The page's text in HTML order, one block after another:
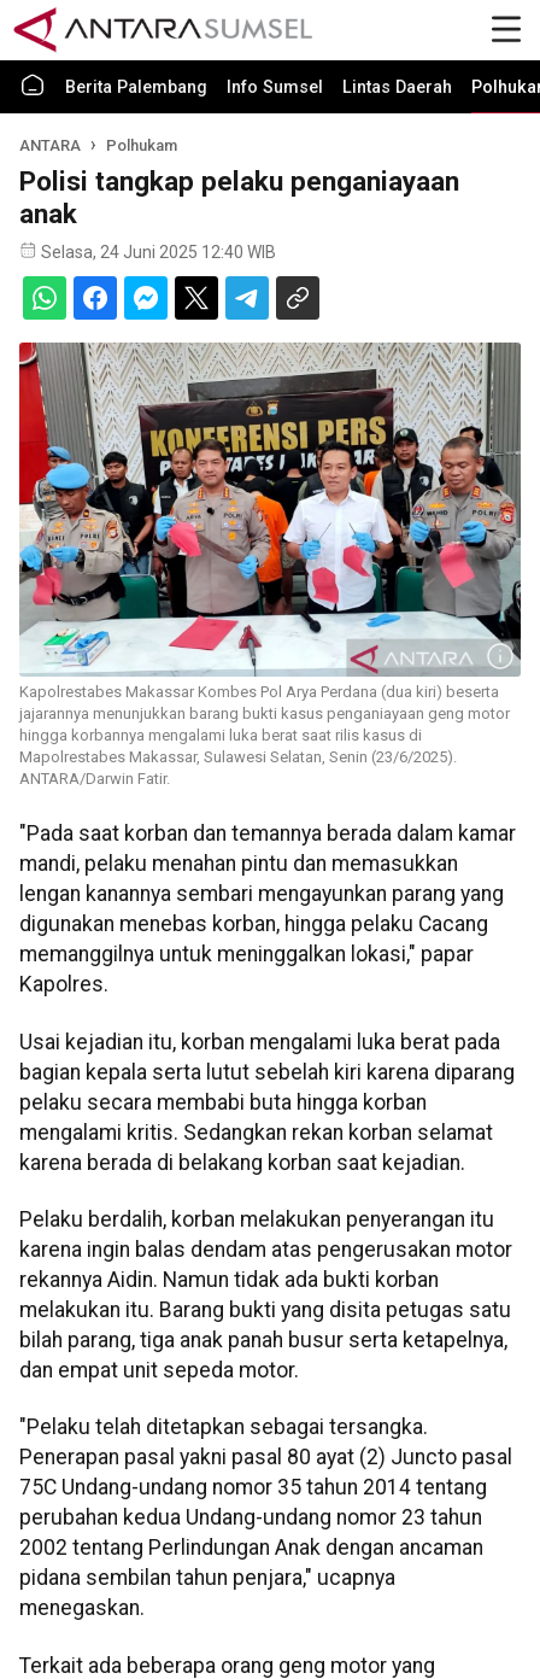
Berita Palembang Info Sumsel Lintas Daerah
ANTARA Polhukam
Polisi tangkap pelaku penganiayaan
anak
Selasa, 24 Juni 2025 12:40 WIB
Kapolrestabes Makassar Kombes Pol Arya Perdana (dua kiri) beserta
jajarannya menunjukkan barang bukti kasus penganiayaan geng motor
hingga korbannya mengalami luka berat saat rilis kasus di
Mapolrestabes Makassar, Sulawesi Selatan, Senin (23/6/2025).
ANTARA/Darwin Fatir.
"Pada saat korban dan temannya berada dalam kamar
mandi, pelaku menahan pintu dan memasukkan
lengan kanannya sembari mengayunkan parang yang
digunakan menebas korban, hingga pelaku Cacang
memanggilnya untuk meninggalkan lokasi," papar
Kapolres.
Usai kejadian itu, korban mengalami luka berat pada
bagian kepala serta lutut sebelah kiri karena diparang
pelaku secara membabi buta hingga korban
mengalami kritis. Sedangkan rekan korban selamat
karena berada di belakang korban saat kejadian.
Pelaku berdalih, korban melakukan penyerangan itu
karena ingin balas dendam atas pengerusakan motor
rekannya Aidin. Namun tidak ada bukti korban
melakukan itu. Barang bukti yang disita petugas satu
bilah parang, tiga anak panah busur serta ketapelnya,
dan empat unit sepeda motor.
"Pelaku telah ditetapkan sebagai tersangka.
Penerapan pasal yakni pasal 80 ayat (2) Juncto pasal
75C Undang-undang nomor 35 tahun 2014 tentang
perubahan kedua Undang-undang nomor 23 tahun
2002 tentang Perlindungan Anak dengan ancaman
pidana sembilan tahun penjara," ucapnya
menegaskan.
Terkait ada beberapa orang geng motor yang